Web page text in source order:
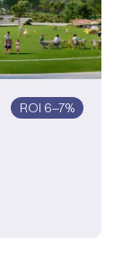
ROI 6–7%